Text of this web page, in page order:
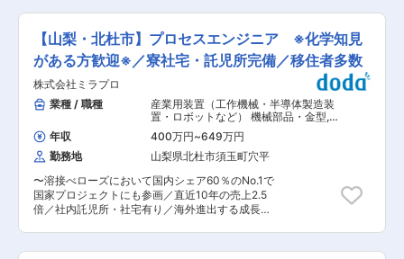
怠状況をPCログにて労務管理 ◇住宅関連の補助
1LDK、バストイレ付、食堂・駐車場）、借上げ
社宅制度（家賃の75％を会社負担※地域毎で上限
金額異なる）
ます。 ■ポジションの魅力： 無機化学・材料に
関する開発・研究にかかわりながら、様々な経
験、知識を習得することが可能です。研究を追求
する社員だけでなく社内の他部署へ異動する社員
も存在しており、個人の希望に応じて様々なキャ
リア形成が可能です。 ■転勤について： 全国拠
点にて活躍の場を広げられるグローバル総合職
（全国転勤あり）と拠点を各エリアに絞って腰を
据えて就業ができるリージョナル総合職（各エリ
ア内での転勤に限定）を選択できます。 ■同社の
魅力： ◇働き方良好：全社の平均残業月27.5時間
／フレックス制度、勤怠状況をPCログにて労務
管理 ◇仕事と育児や介護の両立を支援：産休・育
用、事業所内の保育所（千葉・倉敷・福山・京
浜）など ◇自身のキャリアを考える支援：（1）
材料の観点から新製品の開発に携わります。市場
のニーズを先取りし、新しい技術を生み出すこと
ができるポジションです。 ※製品例：（1）真空
装置向け部品：（例）溶接ベローズや成形ベロー
ズ、高純度ガス用配管等 （2）真空プロセスを
活用した半導体、液晶、有機EL、太陽光発電関連
の大型成膜装置の受託設計・製造、または微細部
品の製造工程の自動化など(例)チラー、真空チャ
ンバー等 （3）医療分野向け装置:（例）微細部
品の加工装置等 ■業務詳細： ・新製品の開発と
市場展開の戦略立案 ・既存技術の改善（アドバン
ス化および性能向上） ・基礎実験の実施、試作設
計、試作評価 ・実験データのまとめ、分析、プレ
ゼンテーション ・各部署への説明や手順書の作成
■募集背景： 当社は真空技術をコアに多岐にわた
る事業を展開しており、特に半導体製造装置に使
【山梨・北杜市】プロセスエンジニア ※化学知見
がある方歓迎※／寮社宅・託児所完備／移住者多数
株式会社ミラプロ
業種 / 職種
産業用装置（工作機械・半導体製造装
置・ロボットなど） 機械部品・金型,
製品開発（金属・鉄鋼） 製造プロセス
開発・工法開発（加工成型）（金属・
鉄鋼・ガラス）
年収 400万円~649万円
勤務地
山梨県北杜市須玉町穴平
〜溶接べローズにおいて国内シェア60％のNo.1で
国家プロジェクトにも参画／直近10年の売上2.5
倍／社内託児所・社宅有り／海外進出する成長企
ただきます。 ■業務詳細： ・新製品を製造する